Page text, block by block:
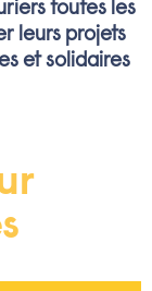
toutes les
leurs projets
et solidaires